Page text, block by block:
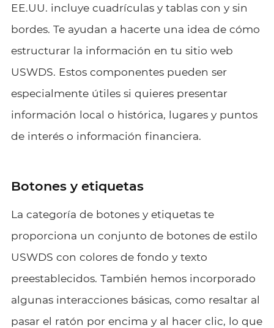
EE.UU. incluye cuadrículas y tablas con y sin
bordes. Te ayudan a hacerte una idea de cómo
estructurar la información en tu sitio web
USWDS. Estos componentes pueden ser
especialmente útiles si quieres presentar
información local o histórica, lugares y puntos
de interés o información financiera.
Botones y etiquetas
La categoría de botones y etiquetas te
proporciona un conjunto de botones de estilo
USWDS con colores de fondo y texto
preestablecidos. También hemos incorporado
algunas interacciones básicas, como resaltar al
pasar el ratón por encima y al hacer clic, lo que